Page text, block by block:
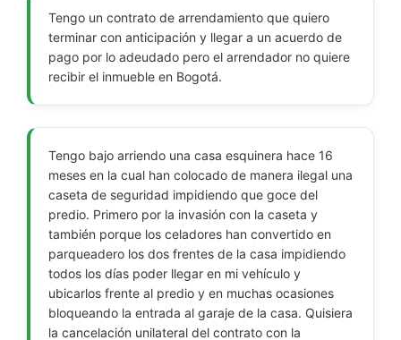
Tengo un contrato de arrendamiento que quiero
terminar con anticipación y llegar a un acuerdo de
pago por lo adeudado pero el arrendador no quiere
recibir el inmueble en Bogotá.
Tengo bajo arriendo una casa esquinera hace 16
meses en la cual han colocado de manera ilegal una
caseta de seguridad impidiendo que goce del
predio. Primero por la invasión con la caseta y
también porque los celadores han convertido en
parqueadero los dos frentes de la casa impidiendo
todos los días poder llegar en mi vehículo y
ubicarlos frente al predio y en muchas ocasiones
bloqueando la entrada al garaje de la casa. Quisiera
la cancelación unilateral del contrato con la